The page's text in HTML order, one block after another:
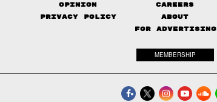
Opinion
Careers
Privacy Policy
About
FOR ADVERTISING
MEMBERSHIP